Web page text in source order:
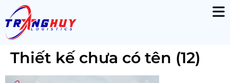
Thiết kế chưa có tên (12)